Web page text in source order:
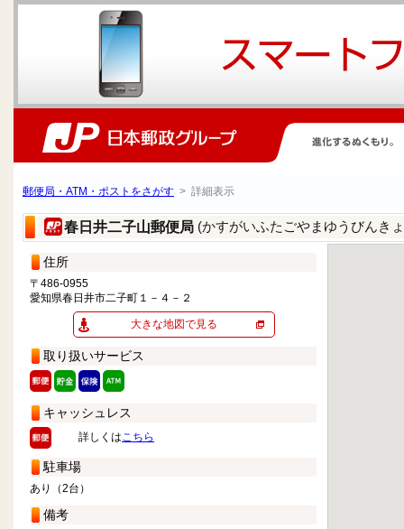
郵便局・ATM・ポストをさがす > 詳細表示
春日井二子山郵便局 (かすがいふたごやまゆうびんき
住所
〒486-0955
愛知県春日井市二子町１－４－２
大きな地図で見る
取り扱いサービス
キャッシュレス
詳しくはこちら
駐車場
あり（2台）
備考